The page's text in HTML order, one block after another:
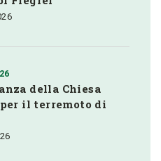
della Chiesa
il terremoto di